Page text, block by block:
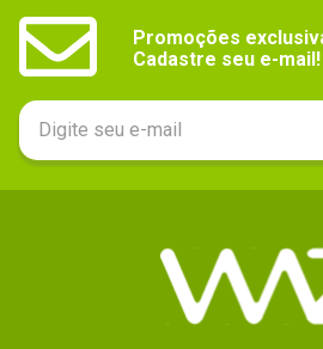
Formatos
Características
Audio
Foto (máx.)
Promoções
Cadastre seu e-mail!